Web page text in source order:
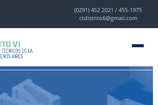
(0291) 452 2021 / 455-1975
ctdistrito6@gmail.com